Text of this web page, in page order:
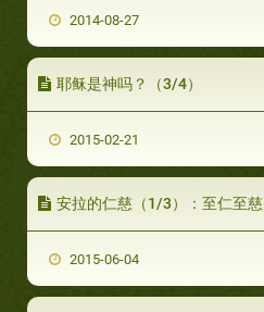
2014-08-27
耶稣是神吗？（3/4）
2015-02-21
安拉的仁慈（1/3）：至仁至慈
2015-06-04